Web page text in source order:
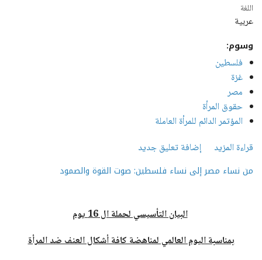
‏اللغة ‏
عربية
وسوم:
فلسطين
غزة
مصر
حقوق المرأة
المؤتمر الدائم للمرأة العاملة
قراءة المزيد حول تحية إجلالٍ للمرأة الفلسطينية
إضافة تعليق جديد
من نساء مصر إلى نساء فلسطين: صوت القوة والصمود
البيان التأسيسي لحملة ال 16 يوم
بمناسبة اليوم العالمي لمناهضة كافة أشكال العنف ضد المرأة